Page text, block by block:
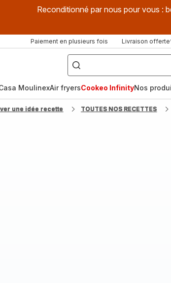
Reconditionné par nous pour vous :
Paiement en plusieurs fois Livraison
["Que
recherchez-
vous
?",
fryer",
"Companion"]
MoulinexAir fryersCookeo InfinityNos
une idée recette TOUTES NOS RECETTES